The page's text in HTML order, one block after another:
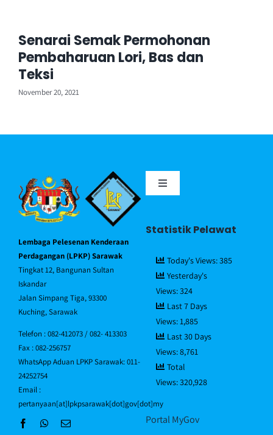
Senarai Semak Permohonan
Pembaharuan Lori, Bas dan
Teksi
November 20, 2021
Lembaga Pelesenan Kenderaan
Perdagangan (LPKP) Sarawak
Tingkat 12, Bangunan Sultan
Iskandar
Jalan Simpang Tiga, 93300
Kuching, Sarawak
Telefon : 082-412073 / 082- 413303
Fax : 082-256757
WhatsApp Aduan LPKP Sarawak: 011-
24252754
Email :
pertanyaan[at]lpkpsarawak[dot]gov[dot]my
Toggle
Portal MyGov
Piagam Pelanggan
Soalan Lazim/FAQ
Direktori Pegawai
Hubungi Kami
Statistik Pelawat
Today's Views:385
Yesterday's
Views:324
Last 7 Days
Views: 1,885
Last 30 Days
Views:8,761
Total
Views:320,928
Portal MyGov